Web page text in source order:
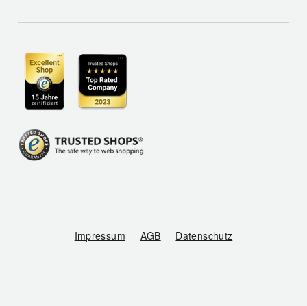
Impressum AGB Datenschutz